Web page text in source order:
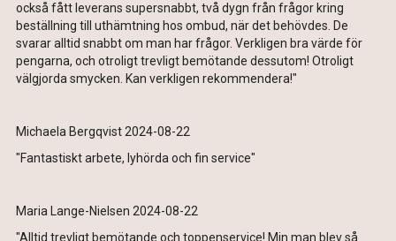
också fått leverans supersnabbt, två dygn från frågor kring
beställning till uthämtning hos ombud, när det behövdes. De
svarar alltid snabbt om man har frågor. Verkligen bra värde för
pengarna, och otroligt trevligt bemötande dessutom! Otroligt
välgjorda smycken. Kan verkligen rekommendera!"
Michaela Bergqvist 2024-08-22
"Fantastiskt arbete, lyhörda och fin service"
Maria Lange-Nielsen 2024-08-22
"Alltid trevligt bemötande och toppenservice! Min man blev så